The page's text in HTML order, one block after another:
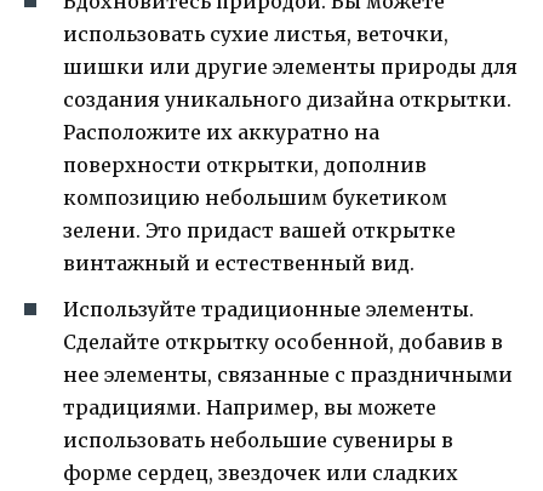
использовать сухие листья, веточки,
шишки или другие элементы природы для
создания уникального дизайна открытки.
Расположите их аккуратно на
поверхности открытки, дополнив
композицию небольшим букетиком
зелени. Это придаст вашей открытке
винтажный и естественный вид.
Используйте традиционные элементы.
Сделайте открытку особенной, добавив в
нее элементы, связанные с праздничными
традициями. Например, вы можете
использовать небольшие сувениры в
форме сердец, звездочек или сладких